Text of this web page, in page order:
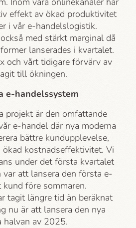
effekt av ökad produktivitet
i vår e-handelslogistik.
med stärkt marginal då
lanserades i kvartalet.
och vårt tidigare förvärv av
till ökningen.
e-handelssystem
projekt är den omfattande
e-handel där nya moderna
bättre kundupplevelse,
ökad kostnadseffektivitet. Vi
under det första kvartalet
att lansera den första e-
före sommaren.
tagit längre tid än beräknat
nu är att lansera den nya
halvan av 2025.